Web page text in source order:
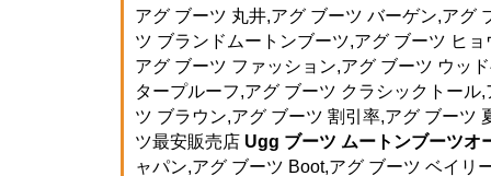
アグ ブーツ 丸井,アグ ブーツ バーゲン,アグ
ツ ブランドムートンブーツ,アグ ブーツ ヒ
アグ ブーツ ファッション,アグ ブーツ ウッ
タープルーフ,アグ ブーツ クラシックトール
ツ ブラウン,アグ ブーツ 割引率,アグ ブーツ
ツ最安販売店 Ugg ブーツ ムートンブーツオ
ャパン,アグ ブーツ Boot,アグ ブーツ ベイリ